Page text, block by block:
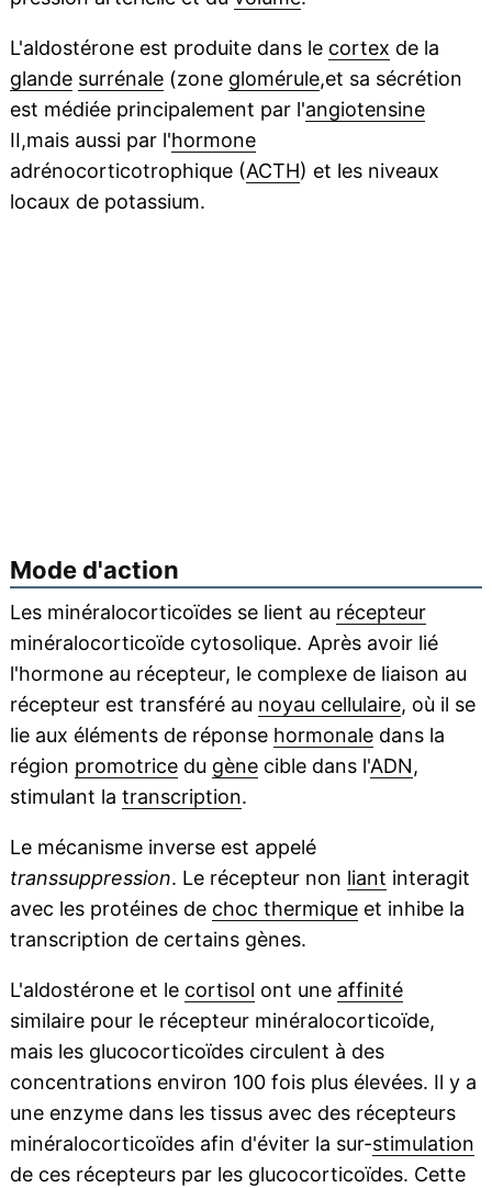
L'aldostérone est produite dans le cortex de la
glande surrénale(zone glomérule,et sa sécrétion
est médiée principalement par l'angiotensine
II,mais aussi par l'hormone
adrénocorticotrophique (ACTH) et les niveaux
locaux de potassium.
Mode d'action
Les minéralocorticoïdes se lient au récepteur
minéralocorticoïde cytosolique. Après avoir lié
l'hormone au récepteur, le complexe de liaison au
récepteur est transféré au noyau cellulaire, où il se
lie aux éléments de réponse hormonaledans la
région promotricedu gènecible dans l'ADN,
stimulant la transcription.
Le mécanisme inverse est appelé
transsuppression. Le récepteur non liant interagit
avec les protéines de choc thermiqueet inhibe la
transcription de certains gènes.
L'aldostérone et le cortisol ont une affinité
similaire pour le récepteur minéralocorticoïde,
mais les glucocorticoïdes circulent à des
concentrations environ 100 fois plus élevées. Il y a
une enzyme dans les tissus avec des récepteurs
minéralocorticoïdes afin d'éviter la sur-stimulation
de ces récepteurs par les glucocorticoïdes. Cette